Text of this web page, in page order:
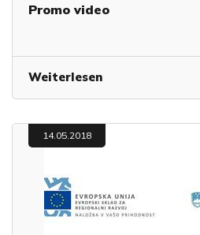
Promo video
Weiterlesen
14.05.2018